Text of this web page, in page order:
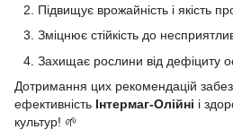
Підвищує врожайність і якість
Зміцнює стійкість до
Захищає рослини від дефіциту
Дотримання цих рекомендацій
ефективність Інтермаг-Олійні і
культур! 🌱